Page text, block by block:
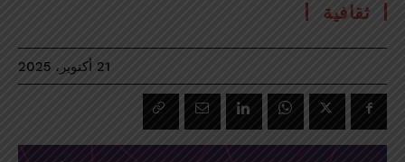
ثقافية
21 أكتوبر، 2025